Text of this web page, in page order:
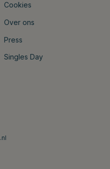
Cookies
Over ons
Press
Singles Day